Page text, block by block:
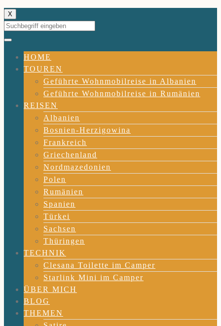
X
HOME
TOUREN
Geführte Wohnmobilreise in Albanien
Geführte Wohnmobilreise in Rumänien
REISEN
Albanien
Bosnien-Herzigowina
Frankreich
Griechenland
Nordmazedonien
Polen
Rumänien
Spanien
Türkei
Sachsen
Thüringen
TECHNIK
Clesana Toilette im Camper
Starlink Mini im Camper
ÜBER MICH
BLOG
THEMEN